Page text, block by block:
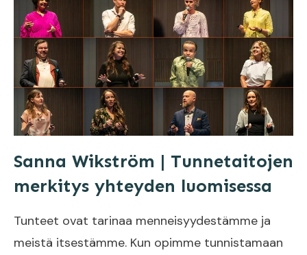
Sanna Wikström | Tunnetaitojen
merkitys yhteyden luomisessa
Tunteet ovat tarinaa menneisyydestämme ja
meistä itsestämme. Kun opimme tunnistamaan